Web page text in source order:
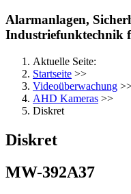
Alarmanlagen,
Industriefunktechnik
Aktuelle Seite:
Startseite >>
Videoüberwachung
AHD Kameras >>
Diskret
Diskret
MW-392A37